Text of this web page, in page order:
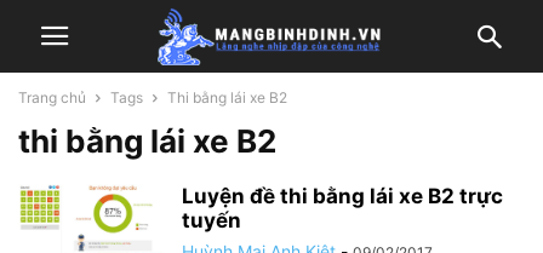
Trang chủ Tags Thi bằng lái xe B2
thi bằng lái xe B2
Luyện đề thi bằng lái xe B2 trực
tuyến